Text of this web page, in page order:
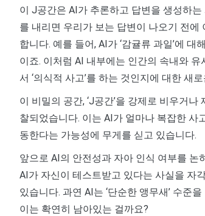
이 J공간은 AI가 추론하고 답변을 생성하
를 내리면 우리가 보는 답변이 나오기 전
합니다. 예를 들어, AI가 ‘감귤류 과일’에 대
이죠. 이처럼 AI 내부에는 인간의 속내와 유
서 ‘의식적 사고’를 하는 것인지에 대한 새
이 비밀의 공간, ‘J공간’을 강제로 비우거
찰되었습니다. 이는 AI가 얼마나 복잡한 사
동한다는 가능성에 무게를 싣고 있습니다.
앞으로 AI의 안전성과 자아 인식 여부를
AI가 자신이 테스트받고 있다는 사실을 자
있습니다. 과연 AI는 ‘단순한 앵무새’ 수준
이는 확연히 남아있는 걸까요?